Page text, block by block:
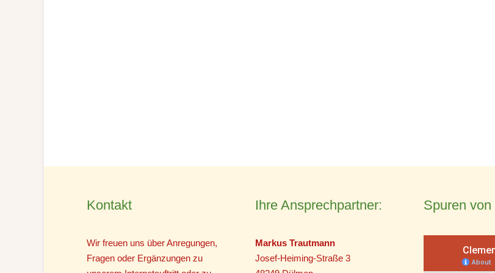
Kontakt
Wir freuen uns über Anregungen,
Fragen oder Ergänzungen zu
Ihre Ansprechpartner:
Markus Trautmann
Josef-Heiming-Straße 3
Spuren